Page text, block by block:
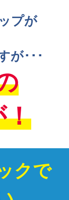
プが
が･･･
！
クで